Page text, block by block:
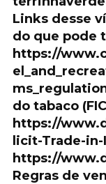
Links desse
do que pode
https://
do tabaco
https://
licit-Trade-
https://
Regras de